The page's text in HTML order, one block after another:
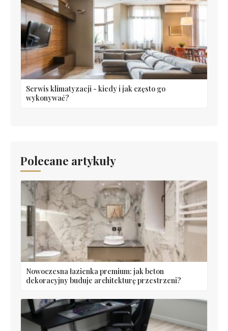
Serwis klimatyzacji - kiedy i jak często go
wykonywać?
Polecane artykuły
Nowoczesna łazienka premium: jak beton
dekoracyjny buduje architekturę przestrzeni?